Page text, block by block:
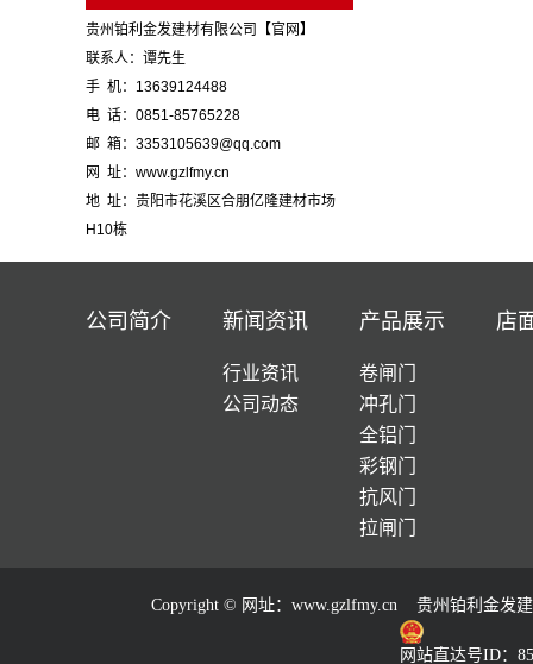
贵州铂利金发建材有限公司【官网】
联系人：谭先生
手 机：13639124488
电 话：0851-85765228
邮 箱：3353105639@qq.com
网 址：www.gzlfmy.cn
地 址：贵阳市花溪区合朋亿隆建材市场
H10栋
公司简介 新闻资讯
行业资讯
公司动态
产品展示
卷闸门
冲孔门
全铝门
彩钢门
抗风门
拉闸门
店
Copyright © 网址： www.gzlfmy.cn 贵州铂利金发建
网站直达号ID：